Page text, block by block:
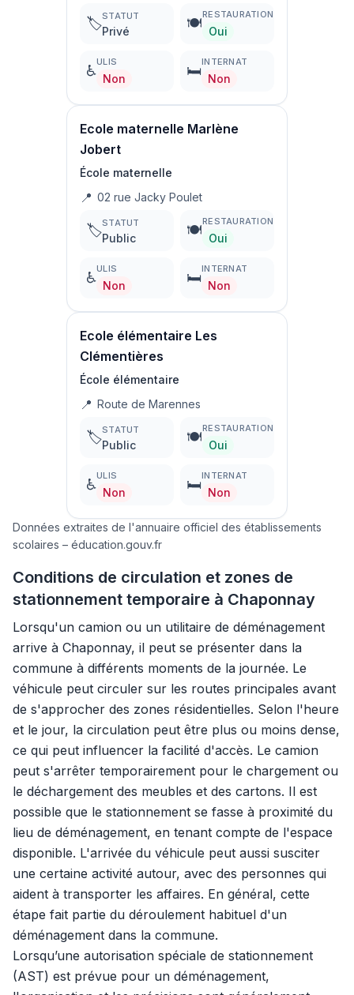
🏷️STATUT
Privé 🍽️
RESTAURATION
Oui
♿
ULIS
Non 🛏️
INTERNAT
Non
Ecole maternelle Marlène
Jobert
École maternelle
📍 02 rue Jacky Poulet
🏷️STATUT
Public 🍽️
RESTAURATION
Oui
♿
ULIS
Non 🛏️
INTERNAT
Non
Ecole élémentaire Les
Clémentières
École élémentaire
📍 Route de Marennes
🏷️STATUT
Public 🍽️
RESTAURATION
Oui
♿
ULIS
Non 🛏️
INTERNAT
Non
Données extraites de l'annuaire officiel des établissements
scolaires – éducation.gouv.fr
Conditions de circulation et zones de
stationnement temporaire à Chaponnay
Lorsqu'un camion ou un utilitaire de déménagement
arrive à Chaponnay, il peut se présenter dans la
commune à différents moments de la journée. Le
véhicule peut circuler sur les routes principales avant
de s'approcher des zones résidentielles. Selon l'heure
et le jour, la circulation peut être plus ou moins dense,
ce qui peut influencer la facilité d'accès. Le camion
peut s'arrêter temporairement pour le chargement ou
le déchargement des meubles et des cartons. Il est
possible que le stationnement se fasse à proximité du
lieu de déménagement, en tenant compte de l'espace
disponible. L'arrivée du véhicule peut aussi susciter
une certaine activité autour, avec des personnes qui
aident à transporter les affaires. En général, cette
étape fait partie du déroulement habituel d'un
déménagement dans la commune.
Lorsqu’une autorisation spéciale de stationnement
(AST) est prévue pour un déménagement,